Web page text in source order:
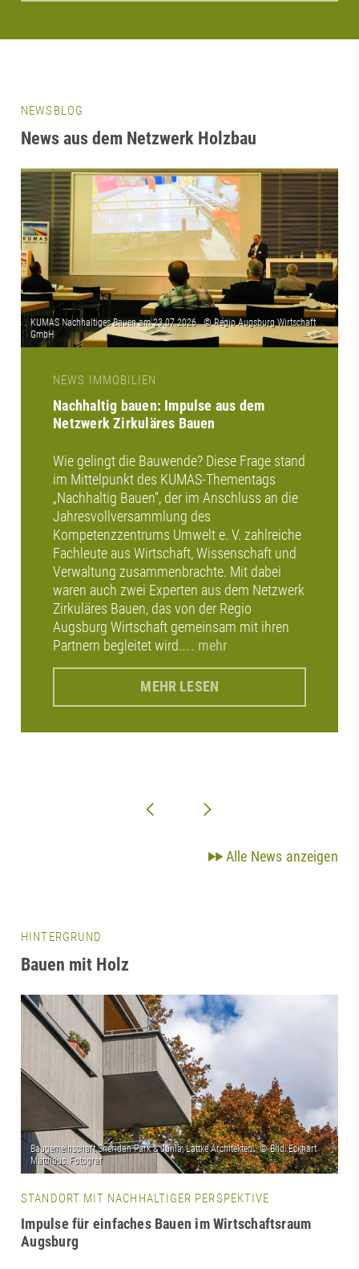
NEWSBLOG
News aus dem Netzwerk Holzbau
NEWS IMMOBILIEN
Nachhaltig bauen: Impulse aus dem
Netzwerk Zirkuläres Bauen
Wie gelingt die Bauwende? Diese Frage stand
im Mittelpunkt des KUMAS-Thementags
„Nachhaltig Bauen“, der im Anschluss an die
Jahresvollversammlung des
Kompetenzzentrums Umwelt e. V. zahlreiche
Fachleute aus Wirtschaft, Wissenschaft und
Verwaltung zusammenbrachte. Mit dabei
waren auch zwei Experten aus dem Netzwerk
Zirkuläres Bauen, das von der Regio
Augsburg Wirtschaft gemeinsam mit ihren
Partnern begleitet wird.... mehr
MEHR LESEN
Alle News anzeigen
HINTERGRUND
Bauen mit Holz
STANDORT MIT NACHHALTIGER PERSPEKTIVE
Impulse für einfaches Bauen im Wirtschaftsraum
Augsburg